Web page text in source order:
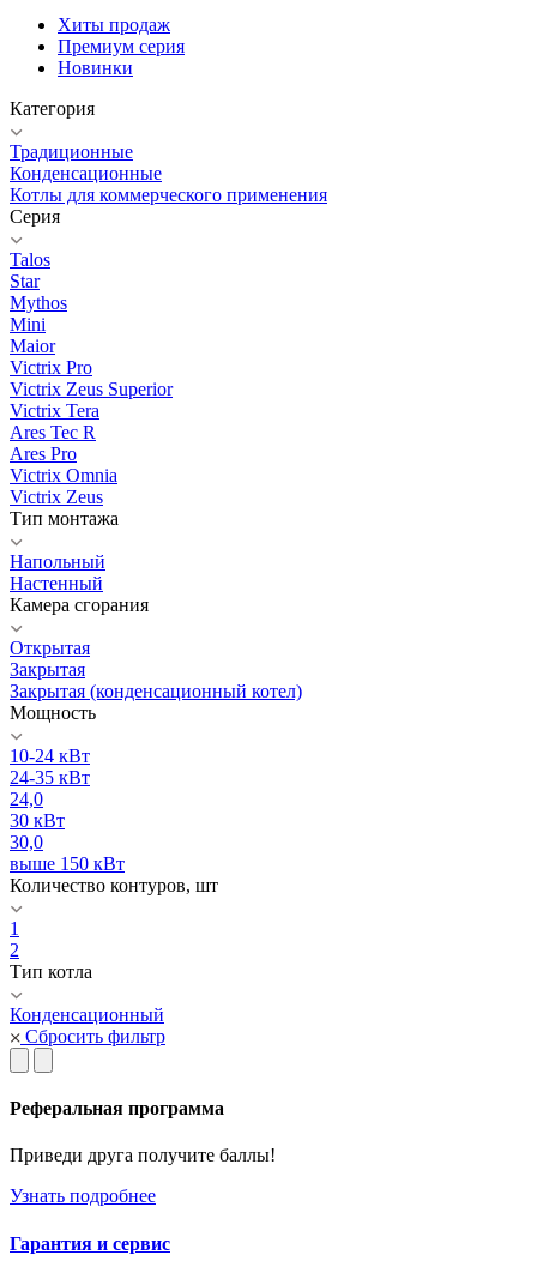
Хиты продаж
Премиум серия
Новинки
Категория
Традиционные
Конденсационные
Котлы для коммерческого применения
Серия
Talos
Star
Mythos
Mini
Maior
Victrix Pro
Victrix Zeus Superior
Victrix Tera
Ares Tec R
Ares Pro
Victrix Omnia
Victrix Zeus
Тип монтажа
Напольный
Настенный
Камера сгорания
Открытая
Закрытая
Закрытая (конденсационный котел)
Мощность
10-24 кВт
24-35 кВт
24,0
30 кВт
30,0
выше 150 кВт
Количество контуров, шт
1
2
Тип котла
Конденсационный
Сбросить фильтр
Реферальная программа
Приведи друга получите баллы!
Узнать подробнее
Гарантия и сервис